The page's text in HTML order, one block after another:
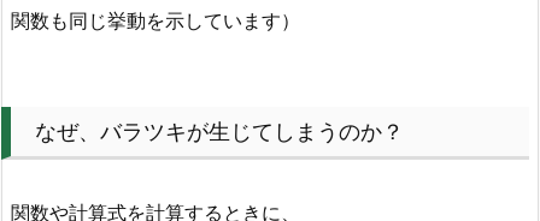
関数も同じ挙動を示しています）
なぜ、バラツキが生じてしまうのか？
関数や計算式を計算するときに、